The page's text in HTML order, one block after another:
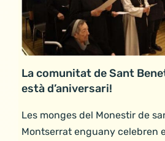
La comunitat de Sant
està d’aniversari!
Les monges del Monestir de
Montserrat enguany celebren